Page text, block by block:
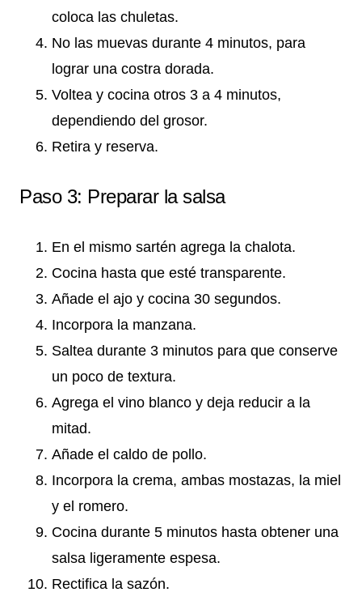
coloca las chuletas.
No las muevas durante 4 minutos, para
lograr una costra dorada.
Voltea y cocina otros 3 a 4 minutos,
dependiendo del grosor.
Retira y reserva.
Paso 3: Preparar la salsa
En el mismo sartén agrega la chalota.
Cocina hasta que esté transparente.
Añade el ajo y cocina 30 segundos.
Incorpora la manzana.
Saltea durante 3 minutos para que conserve
un poco de textura.
Agrega el vino blanco y deja reducir a la
mitad.
Añade el caldo de pollo.
Incorpora la crema, ambas mostazas, la miel
y el romero.
Cocina durante 5 minutos hasta obtener una
salsa ligeramente espesa.
Rectifica la sazón.